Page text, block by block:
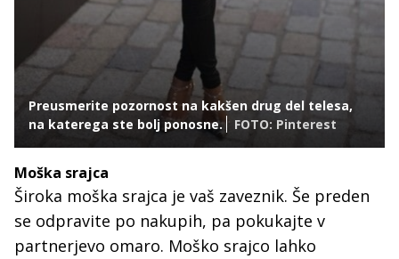
Preusmerite pozornost na kakšen drug del telesa,
na katerega ste bolj ponosne.
FOTO: Pinterest
Moška srajca
Široka moška srajca je vaš zaveznik. Še preden
se odpravite po nakupih, pa pokukajte v
partnerjevo omaro. Moško srajco lahko